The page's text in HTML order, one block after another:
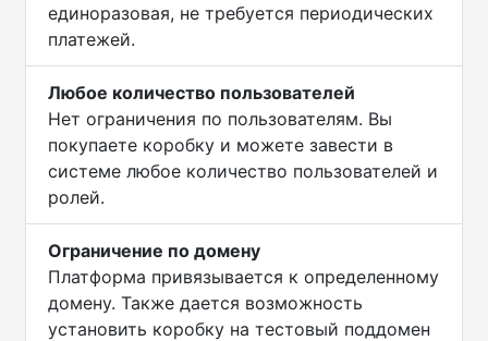
единоразовая, не требуется периодических
платежей.
Любое количество пользователей
Нет ограничения по пользователям. Вы
покупаете коробку и можете завести в
системе любое количество пользователей и
ролей.
Ограничение по домену
Платформа привязывается к определенному
домену. Также дается возможность
установить коробку на тестовый поддомен